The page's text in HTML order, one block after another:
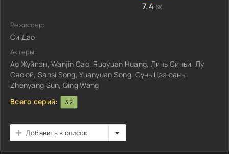
7.4 (9)
Режиссер:
Си Дао
Актеры:
Ао Жуйпэн, Wanjin Cao, Ruoyuan Huang, Линь Синьи, Лу
Сяоюй, Sansi Song, Yuanyuan Song, Сунь Цзэюань,
Zhenyang Sun, Qing Wang
Всего серий:
32
Добавить в список